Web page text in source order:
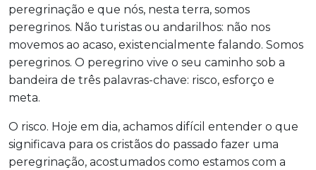
peregrinação e que nós, nesta terra, somos
peregrinos. Não turistas ou andarilhos: não nos
movemos ao acaso, existencialmente falando. Somos
peregrinos. O peregrino vive o seu caminho sob a
bandeira de três palavras-chave: risco, esforço e
meta.
O risco. Hoje em dia, achamos difícil entender o que
significava para os cristãos do passado fazer uma
peregrinação, acostumados como estamos com a